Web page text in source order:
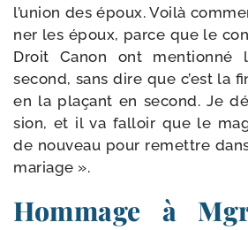
l’union des époux. Voilà
ner les époux, parce que le
Droit Canon ont men­tion­né
second, sans dire que c’est la
en la pla­çant en second. Je
sion, et il va fal­loir que le
de nou­veau pour remettre
mariage ».
Hommage à